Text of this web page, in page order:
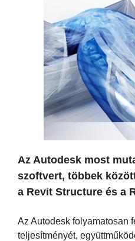
Az Autodesk most
szoftvert, többek
a Revit Structure és a
Az Autodesk folyamatosan
teljesítményét,